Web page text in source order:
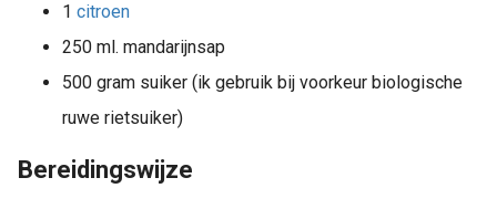
1 citroen
250 ml. mandarijnsap
500 gram suiker (ik gebruik bij voorkeur biologische
ruwe rietsuiker)
Bereidingswijze